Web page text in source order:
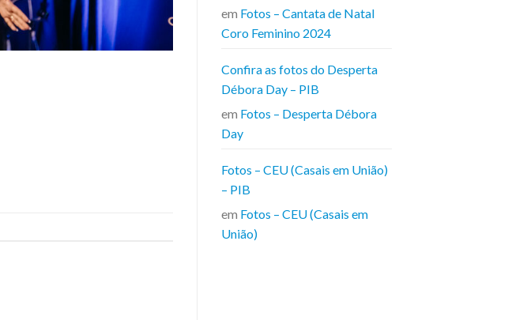
em Fotos – Cantata de Natal
Coro Feminino 2024
Confira as fotos do Desperta
Débora Day – PIB
em Fotos – Desperta Débora
Day
Fotos – CEU (Casais em União)
– PIB
em Fotos – CEU (Casais em
União)